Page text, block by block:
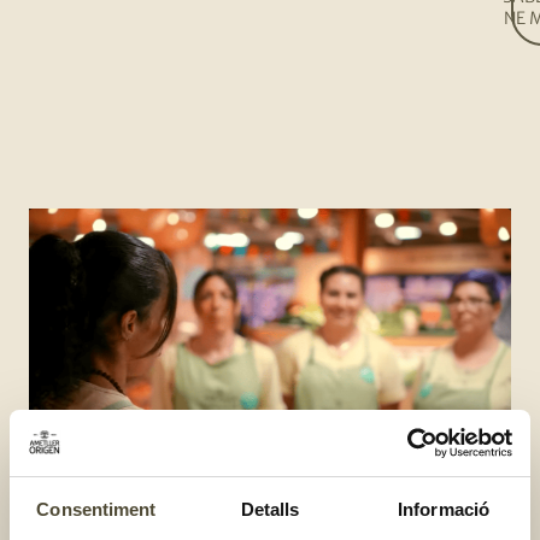
Consentiment Detalls Informació
NE